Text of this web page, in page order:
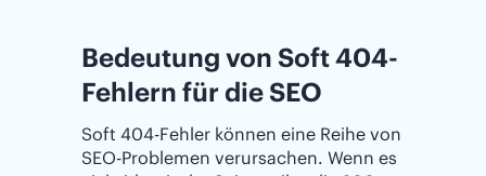
Bedeutung von Soft 404-
Fehlern für die SEO
Soft 404-Fehler können eine Reihe von
SEO-Problemen verursachen. Wenn es